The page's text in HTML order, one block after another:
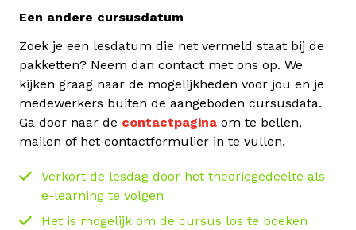
Een andere cursusdatum
Zoek je een lesdatum die net vermeld staat bij de
pakketten? Neem dan contact met ons op. We
kijken graag naar de mogelijkheden voor jou en je
medewerkers buiten de aangeboden cursusdata.
Ga door naar de contactpagina om te bellen,
mailen of het contactformulier in te vullen.
Verkort de lesdag door het theoriegedeelte als
e-learning te volgen
Het is mogelijk om de cursus los te boeken